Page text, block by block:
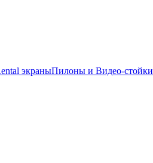
экраныПилоны и Видео-стойки